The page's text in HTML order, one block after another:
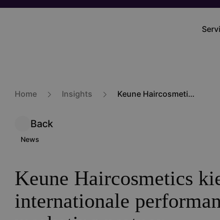
Skip
Home Insights Keune Haircosmetics kiest Follo als internationale performance marketing partner
Back
News
Keune Haircosmetics
internationale